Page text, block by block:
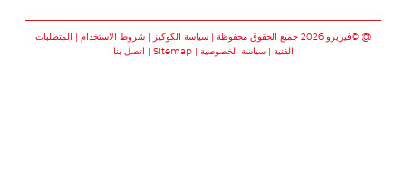
@ ©فيريرو 2026 جميع الحقوق محفوظة سياسة الكوكيز شروط الاستخدام
المتطلبات
الفنية
سياسة الخصوصية Sitemap اتصل بنا